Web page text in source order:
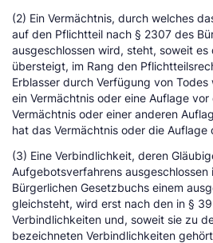
(2) Ein Vermächtnis, durch welches
auf den Pflichtteil nach § 2307 des
ausgeschlossen wird, steht, soweit
übersteigt, im Rang den
Erblasser durch Verfügung von
ein Vermächtnis oder eine Auflage vor
Vermächtnis oder einer anderen
hat das Vermächtnis oder die Auflage
(3) Eine Verbindlichkeit, deren
Aufgebotsverfahrens ausgeschlossen
Bürgerlichen Gesetzbuchs einem
gleichsteht, wird erst nach den in §
Verbindlichkeiten und, soweit sie zu
bezeichneten Verbindlichkeiten